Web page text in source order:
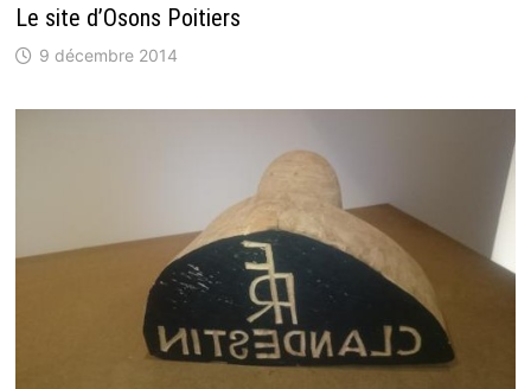
Le site d’Osons Poitiers
9 décembre 2014